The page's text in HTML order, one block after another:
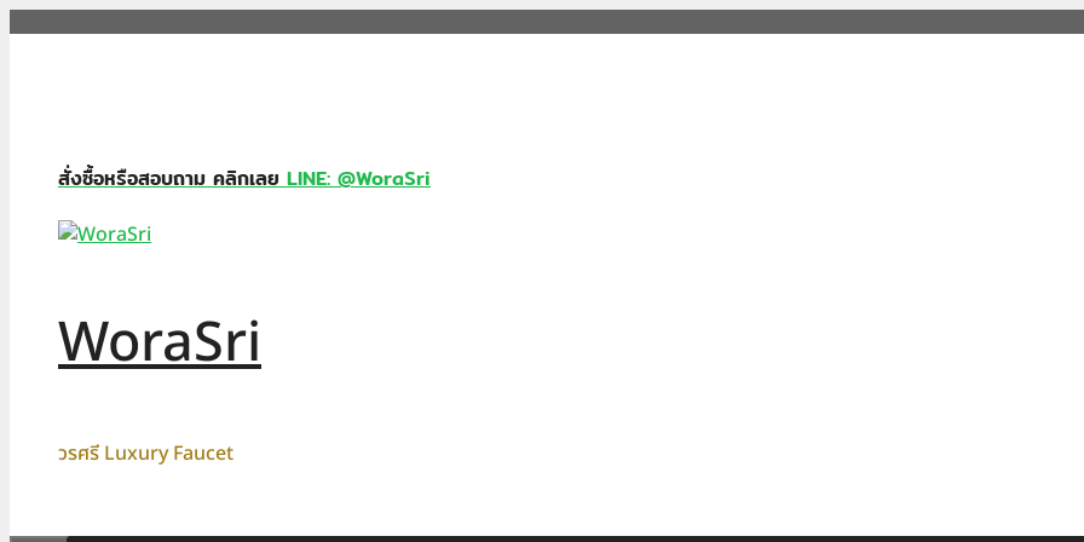
สั่งซื้อหรือสอบถาม คลิกเลยLINE: @WoraSri
WoraSri
วรศรี Luxury Faucet